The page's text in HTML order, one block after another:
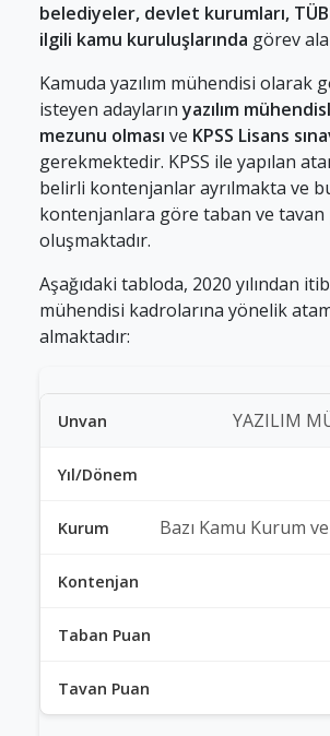
belediyeler, devlet kurumları,
ilgili kamu kuruluşlarında görev
Kamuda yazılım mühendisi olarak
isteyen adaylarınyazılım
mezunu olması ve KPSS Lisans
gerekmektedir. KPSS ile yapılan
belirli kontenjanlar ayrılmakta ve
kontenjanlara göre taban ve
oluşmaktadır.
Aşağıdaki tabloda, 2020 yılından
mühendisi kadrolarına yönelik
almaktadır:
YAZILIM
Bazı Kamu Kurum